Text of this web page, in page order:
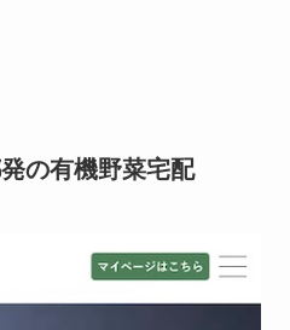
の有機野菜宅配